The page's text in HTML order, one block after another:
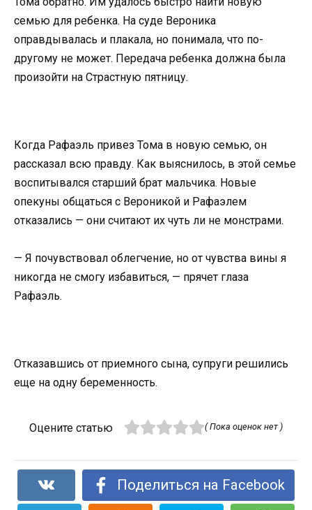
семью для ребенка. На суде Вероника
оправдывалась и плакала, но понимала, что по-
другому не может. Передача ребенка должна была
произойти на Страстную пятницу.
Когда Рафаэль привез Тома в новую семью, он
рассказал всю правду. Как выяснилось, в этой семье
воспитывался старший брат мальчика. Новые
опекуны общаться с Вероникой и Рафаэлем
отказались — они считают их чуть ли не монстрами.
— Я почувствовал облегчение, но от чувства вины я
никогда не смогу избавиться, — прячет глаза
Рафаэль.
Отказавшись от приемного сына, супруги решились
еще на одну беременность.
Оцените статью ( Пока оценок нет )
Поделиться на Facebook